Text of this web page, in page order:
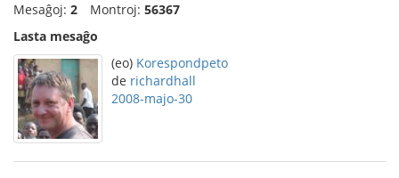
Mesaĝoj: 2 Montroj: 56367
Lasta mesaĝo
(eo) Korespondpeto
de richardhall
2008-majo-30